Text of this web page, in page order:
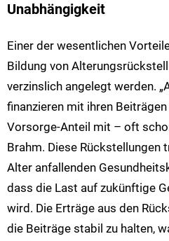
Unabhängigkeit
Einer der wesentlichen
Bildung von
verzinslich angelegt werden.
finanzieren mit ihren
Vorsorge-Anteil mit – oft
Brahm. Diese Rückstellungen
Alter anfallenden
dass die Last auf zukünftige
wird. Die Erträge aus den
die Beiträge stabil zu halten,